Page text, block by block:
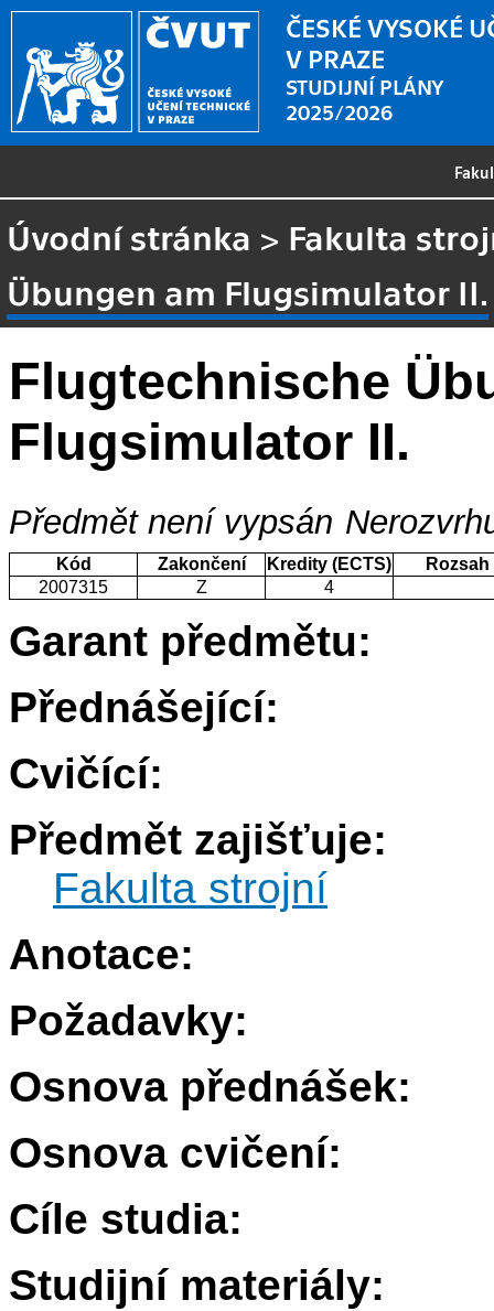
ČESKÉ VYSOKÉ
V PRAZE
STUDIJNÍ PLÁNY
2025/2026
Úvodní stránka > Fakulta
Übungen am Flugsimulator II.
Flugtechnische
Flugsimulator II.
Předmět není vypsán
Kód Zakončení Kredity (ECTS)
Rozsah
2007315
Z 4
Garant předmětu:
Přednášející:
Cvičící:
Předmět zajišťuje:
Fakulta strojní
Anotace:
Požadavky:
Osnova přednášek:
Osnova cvičení:
Cíle studia:
Studijní materiály: